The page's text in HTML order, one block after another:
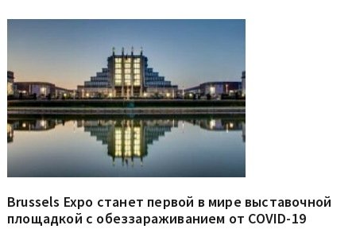
Brussels Expo станет первой в мире выставочной
площадкой c обеззараживанием от COVID-19